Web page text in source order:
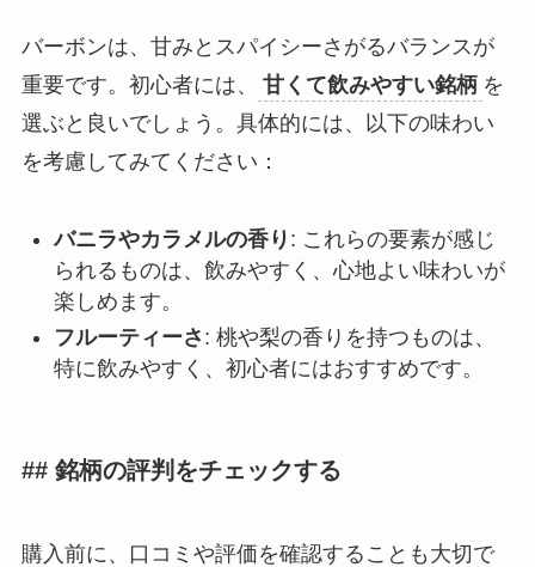
バーボンは、甘みとスパイシーさがるバランスが
重要です。初心者には、
甘くて飲みやすい銘柄 を
選ぶと良いでしょう。具体的には、以下の味わい
を考慮してみてください：
バニラやカラメルの香り : これらの要素が感じ
られるものは、飲みやすく、心地よい味わいが
楽しめます。
フルーティーさ : 桃や梨の香りを持つものは、
特に飲みやすく、初心者にはおすすめです。
## 銘柄の評判をチェックする
購入前に、口コミや評価を確認することも大切で